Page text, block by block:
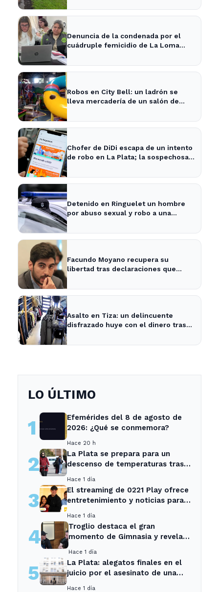
Denuncia de la condenada por el
cuádruple femicidio de La Loma
Robos en City Bell: un ladrón se
lleva mercadería de un salón de
Chofer de DiDi escapa de un intento
de robo en La Plata; la sospechosa
Detenido en Ringuelet un hombre
por abuso sexual y robo a una
Facundo Moyano recupera su
libertad tras declaraciones que
Asalto en Tiza: un delincuente
disfrazado huye con el dinero tras
LO ÚLTIMO
1
Efemérides del 8 de agosto de
2026: ¿Qué se conmemora?
Hace 20 h
2
La Plata se prepara para un
descenso de temperaturas tras
Hace 1 día
3
El streaming de 0221 Play ofrece
entretenimiento y noticias para
Ensenada.
Hace 1 día
4
Troglio destaca el gran
momento de Gimnasia y revela
Hace 1 día
5
La Plata: alegatos finales en el
juicio por el asesinato de una
Hace 1 día